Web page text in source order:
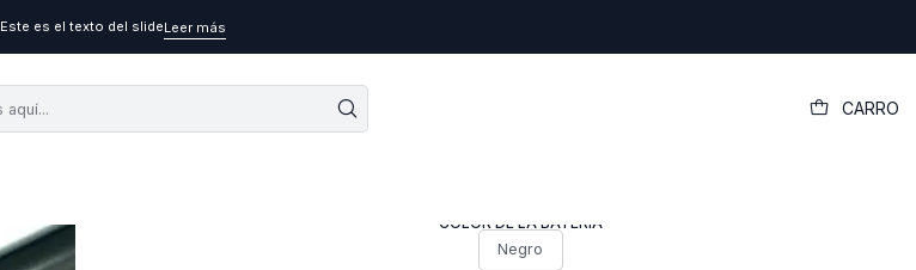
CARRO
Este es el texto del slideLeer más
Bateria Alt Hp Oa03 Oa04 Cq14 Cq15 15d 14d 15h 15s
COLOR DE LA BATERÍA
Negro